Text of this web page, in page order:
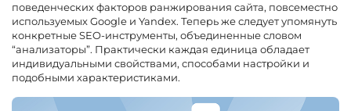
поведенческих факторов ранжирования сайта, повсеместно
используемых Google и Yandex. Теперь же следует упомянуть
конкретные SEO-инструменты, объединенные словом
“анализаторы”. Практически каждая единица обладает
индивидуальными свойствами, способами настройки и
подобными характеристиками.